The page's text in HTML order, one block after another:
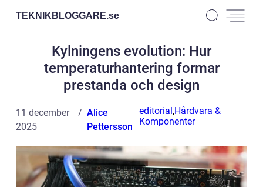
TEKNIKBLOGGARE.se
Kylningens evolution: Hur
temperaturhantering formar
prestanda och design
11 december
2025
Alice
Pettersson
editorial,Hårdvara &
Komponenter